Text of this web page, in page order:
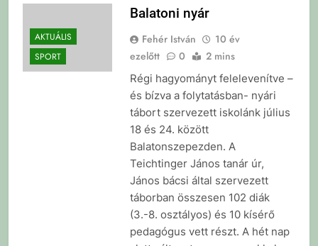
AKTUÁLIS
SPORT
Balatoni nyár
Fehér István
10 év
ezelőtt
0 2 mins
Régi hagyományt felelevenítve –
és bízva a folytatásban- nyári
tábort szervezett iskolánk július
18 és 24. között
Balatonszepezden. A
Teichtinger János tanár úr,
János bácsi által szervezett
táborban összesen 102 diák
(3.-8. osztályos) és 10 kísérő
pedagógus vett részt. A hét nap